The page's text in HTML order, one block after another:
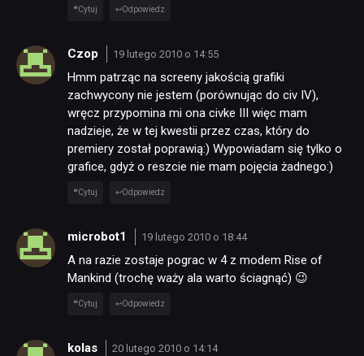
Cytuj Odpowiedz
Czop 19 lutego 2010 o 14:55
Hmm patrząc na screeny jakością grafiki
zachwycony nie jestem (porównując do civ IV),
wręcz przypomina mi ona civke III więc mam
nadzieje, że w tej kwestii przez czas, który do
premiery został poprawią:) Wypowiadam się tylko o
grafice, gdyż o reszcie nie mam pojęcia żadnego:)
Cytuj Odpowiedz
microbot1 19 lutego 2010 o 18:44
A na razie zostaje pograc w 4 z modem Rise of
Mankind (trochę waży ala warto ściagnąć) 😉
Cytuj Odpowiedz
kolas 20 lutego 2010 o 14:14